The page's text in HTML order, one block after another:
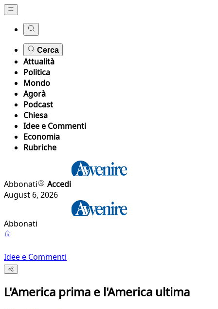
Cerca
Attualità
Politica
Mondo
Agorà
Podcast
Chiesa
Idee e Commenti
Economia
Rubriche
Abbonati
Accedi
August 6, 2026
Abbonati
Idee e Commenti
L'America prima e l'America ultima